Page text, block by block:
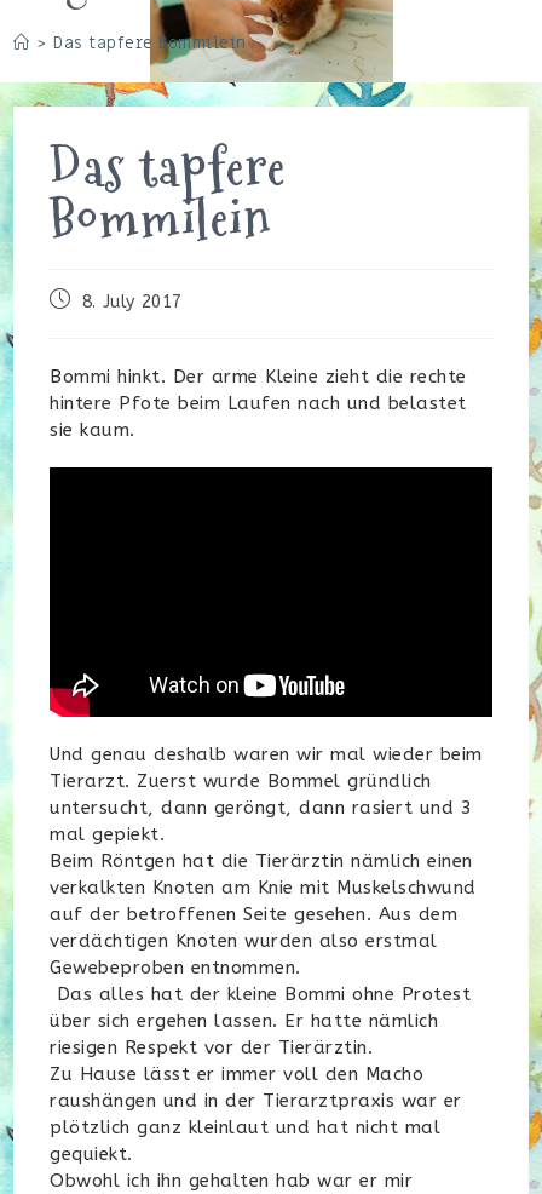
> Das tapfere Bommilein
Das tapfere
Bommilein
Beitrag8. July 2017
Bommi hinkt. Der arme Kleine zieht die rechte
hintere Pfote beim Laufen nach und belastet
sie kaum.
Und genau deshalb waren wir mal wieder beim
Tierarzt. Zuerst wurde Bommel gründlich
untersucht, dann geröngt, dann rasiert und 3
mal gepiekt.
Beim Röntgen hat die Tierärztin nämlich einen
verkalkten Knoten am Knie mit Muskelschwund
auf der betroffenen Seite gesehen. Aus dem
verdächtigen Knoten wurden also erstmal
Gewebeproben entnommen.
Das alles hat der kleine Bommi ohne Protest
über sich ergehen lassen. Er hatte nämlich
riesigen Respekt vor der Tierärztin.
Zu Hause lässt er immer voll den Macho
raushängen und in der Tierarztpraxis war er
plötzlich ganz kleinlaut und hat nicht mal
gequiekt.
Obwohl ich ihn gehalten hab war er mir